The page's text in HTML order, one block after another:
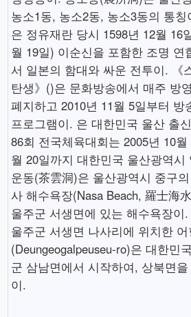
농소1동, 농소2동, 농소3동의 통
은 정유재란 당시 1598년 12월 16
월 19일) 이순신을 포함한 조명 연
서 일본의 함대와 싸운 전투이. 《
탄생》()은 문화방송에서 매주 방
폐지하고 2010년 11월 5일부터 방
프로그램이. 은 대한민국 울산 출
86회 전국체육대회는 2005년 10
월 20일까지 대한민국 울산광역시
운동(茶雲洞)은 울산광역시 중구
사 해수욕장(Nasa Beach, 羅士海
울주군 서생면에 있는 해수욕장이
울주군 서생면 나사리에 위치한
(Deungeogalpeuseu-ro)은 대한민
군 삼남면에서 시작하여, 상북면
이.